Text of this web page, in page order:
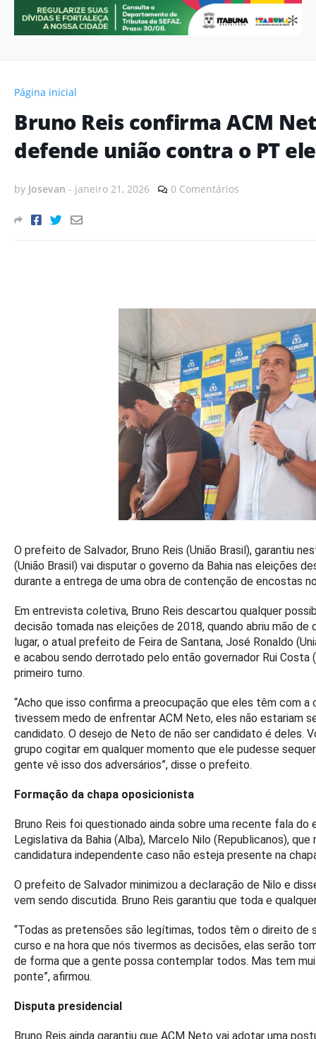
Página inicial
Bruno Reis confirma ACM
defende união contra o PT
by Josevan - janeiro 21, 2026 0 Comentários
O prefeito de Salvador, Bruno Reis (União Brasil), garantiu
(União Brasil) vai disputar o governo da Bahia nas eleições
durante a entrega de uma obra de contenção de encostas
Em entrevista coletiva, Bruno Reis descartou qualquer
decisão tomada nas eleições de 2018, quando abriu mão de
lugar, o atual prefeito de Feira de Santana, José Ronaldo
e acabou sendo derrotado pelo então governador Rui
primeiro turno.
“Acho que isso confirma a preocupação que eles têm com
tivessem medo de enfrentar ACM Neto, eles não estariam
candidato. O desejo de Neto de não ser candidato é deles.
grupo cogitar em qualquer momento que ele pudesse
gente vê isso dos adversários”, disse o prefeito.
Formação da chapa oposicionista
Bruno Reis foi questionado ainda sobre uma recente fala do
Legislativa da Bahia (Alba), Marcelo Nilo (Republicanos),
candidatura independente caso não esteja presente na
O prefeito de Salvador minimizou a declaração de Nilo e
vem sendo discutida. Bruno Reis garantiu que toda e
“Todas as pretensões são legítimas, todos têm o direito de
curso e na hora que nós tivermos as decisões, elas serão
de forma que a gente possa contemplar todos. Mas tem
ponte”, afirmou.
Disputa presidencial
Bruno Reis ainda garantiu que ACM Neto vai adotar uma